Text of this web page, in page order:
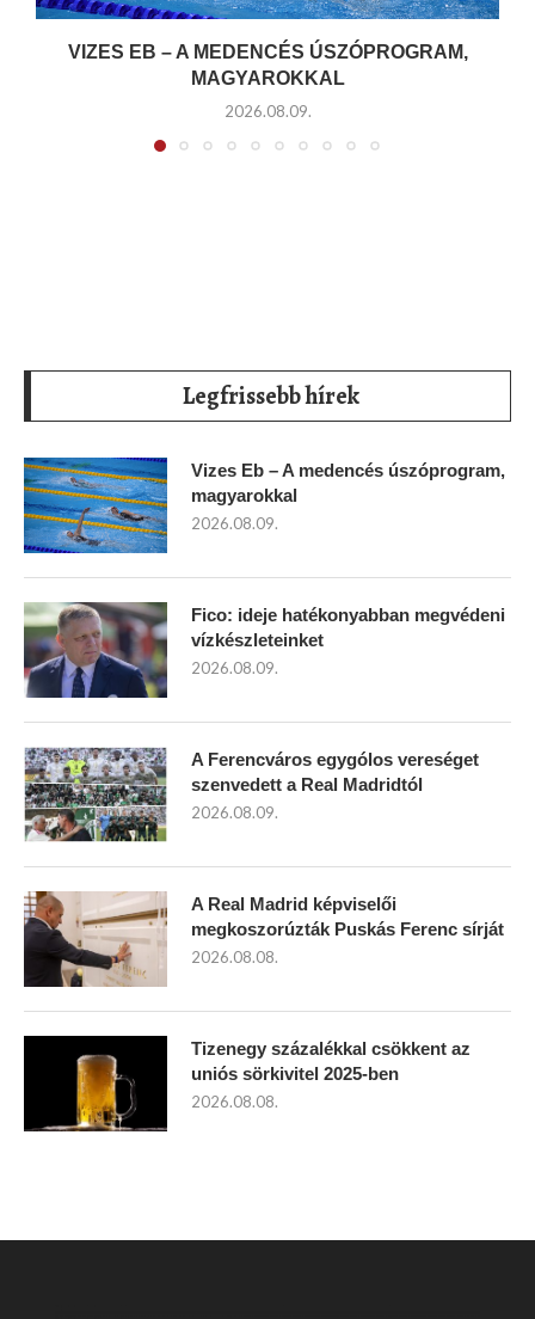
VIZES EB – A MEDENCÉS ÚSZÓPROGRAM,
MAGYAROKKAL
2026.08.09.
Legfrissebb hírek
Vizes Eb – A medencés úszóprogram,
magyarokkal
2026.08.09.
Fico: ideje hatékonyabban megvédeni
vízkészleteinket
2026.08.09.
A Ferencváros egygólos vereséget
szenvedett a Real Madridtól
2026.08.09.
A Real Madrid képviselői
megkoszorúzták Puskás Ferenc sírját
2026.08.08.
Tizenegy százalékkal csökkent az
uniós sörkivitel 2025-ben
2026.08.08.